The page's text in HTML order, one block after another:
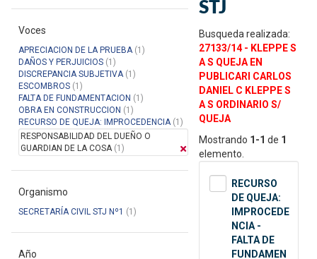
Manual del Usuario
Voces
APRECIACION DE LA PRUEBA(1)
DAÑOS Y PERJUICIOS (1)
DISCREPANCIA SUBJETIVA(1)
ESCOMBROS (1)
FALTA DE FUNDAMENTACION (1)
OBRA EN CONSTRUCCION (1)
RECURSO DE QUEJA: IMPROCEDENCIA(1)
RESPONSABILIDAD DEL DUEÑO O
GUARDIAN DE LA COSA(1)
Organismo
SECRETARÍA CIVIL STJ Nº1 (1)
Año
STJ
Busqueda realizada:
27133/14 - KLEPPE S
A S QUEJA EN
PUBLICARI CARLOS
DANIEL C KLEPPE S
A S ORDINARIO S/
QUEJA
Mostrando 1-1 de 1
elemento.
RECURSO
DE QUEJA:
IMPROCEDE
NCIA -
FALTA DE
FUNDAMEN